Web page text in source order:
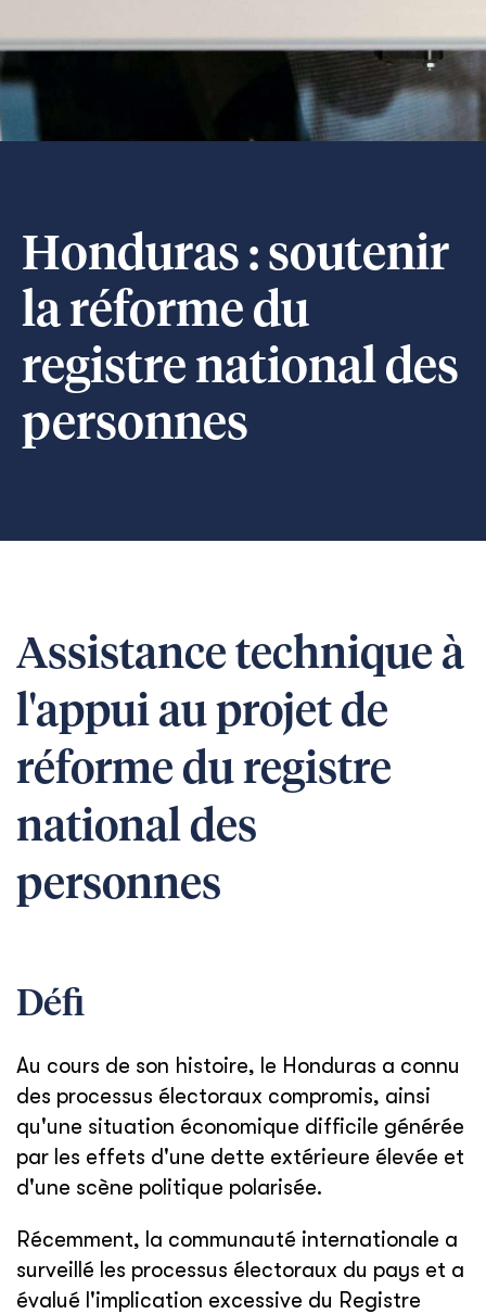
Honduras : soutenir
la réforme du
registre national des
personnes
Assistance technique à
l'appui au projet de
réforme du registre
national des
personnes
Défi
Au cours de son histoire, le Honduras a connu
des processus électoraux compromis, ainsi
qu'une situation économique difficile générée
par les effets d'une dette extérieure élevée et
d'une scène politique polarisée.
Récemment, la communauté internationale a
surveillé les processus électoraux du pays et a
évalué l'implication excessive du Registre